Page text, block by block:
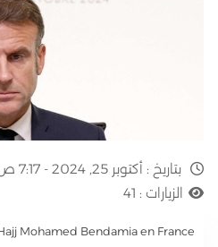
بتاريخ : أكتوبر 25, 2024 - 7:17 ص
الزيارات : 41
Mohamed Bendamia en France